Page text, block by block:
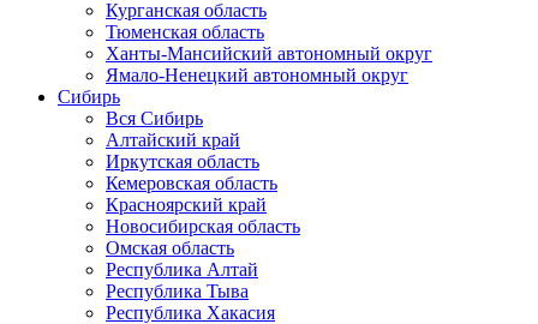
Курганская область
Тюменская область
Ханты-Мансийский автономный округ
Ямало-Ненецкий автономный округ
Сибирь
Вся Сибирь
Алтайский край
Иркутская область
Кемеровская область
Красноярский край
Новосибирская область
Омская область
Республика Алтай
Республика Тыва
Республика Хакасия